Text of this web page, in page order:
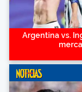
Argentina vs.